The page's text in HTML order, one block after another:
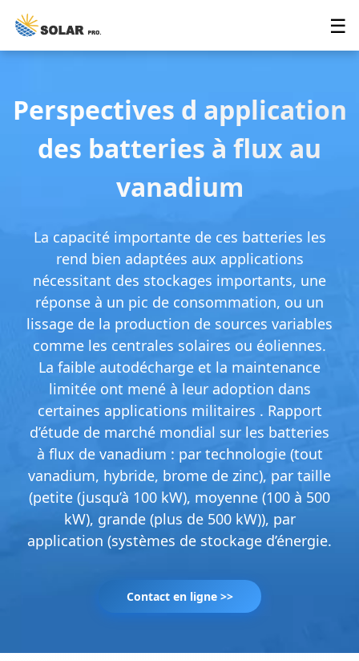
☰
Perspectives d application
des batteries à flux au
vanadium
La capacité importante de ces batteries les
rend bien adaptées aux applications
nécessitant des stockages importants, une
réponse à un pic de consommation, ou un
lissage de la production de sources variables
comme les centrales solaires ou éoliennes.
La faible autodécharge et la maintenance
limitée ont mené à leur adoption dans
certaines applications militaires . Rapport
d’étude de marché mondial sur les batteries
à flux de vanadium : par technologie (tout
vanadium, hybride, brome de zinc), par taille
(petite (jusqu’à 100 kW), moyenne (100 à 500
kW), grande (plus de 500 kW)), par
application (systèmes de stockage d’énergie.
Contact en ligne >>